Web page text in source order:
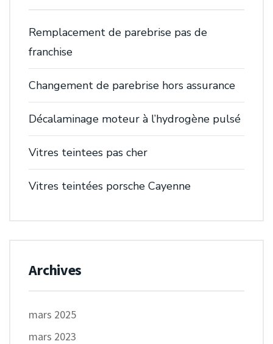
Remplacement de parebrise pas de
franchise
Changement de parebrise hors assurance
Décalaminage moteur à l’hydrogène pulsé
Vitres teintees pas cher
Vitres teintées porsche Cayenne
Archives
mars 2025
mars 2023